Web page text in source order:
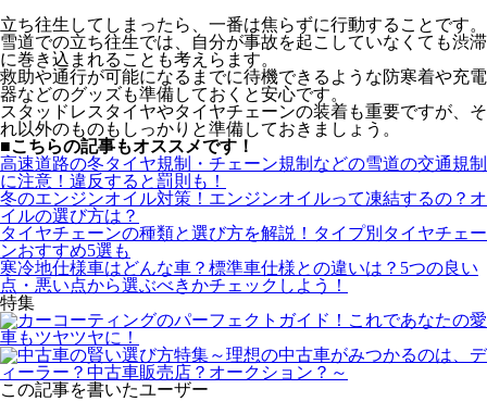
立ち往生してしまったら、一番は焦らずに行動することです。
雪道での立ち往生では、自分が事故を起こしていなくても渋滞
に巻き込まれることも考えらます。
救助や通行が可能になるまでに待機できるような防寒着や充電
器などのグッズも準備しておくと安心です。
スタッドレスタイヤやタイヤチェーンの装着も重要ですが、そ
れ以外のものもしっかりと準備しておきましょう。
■こちらの記事もオススメです！
高速道路の冬タイヤ規制・チェーン規制などの雪道の交通規制
に注意！違反すると罰則も！
冬のエンジンオイル対策！エンジンオイルって凍結するの？オ
イルの選び方は？
タイヤチェーンの種類と選び方を解説！タイプ別タイヤチェー
ンおすすめ5選も
寒冷地仕様車はどんな車？標準車仕様との違いは？5つの良い
点・悪い点から選ぶべきかチェックしよう！
特集
この記事を書いたユーザー